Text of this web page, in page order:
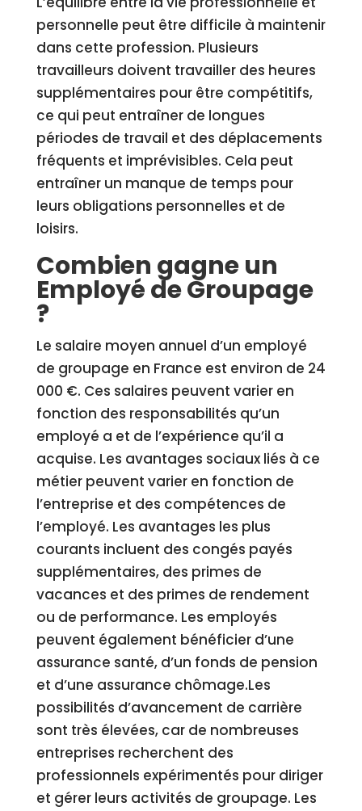
personnelle peut être difficile à maintenir
dans cette profession. Plusieurs
travailleurs doivent travailler des heures
supplémentaires pour être compétitifs,
ce qui peut entraîner de longues
périodes de travail et des déplacements
fréquents et imprévisibles. Cela peut
entraîner un manque de temps pour
leurs obligations personnelles et de
loisirs.
Combien gagne un
Employé de Groupage
?
Le salaire moyen annuel d’un employé
de groupage en France est environ de 24
000 €. Ces salaires peuvent varier en
fonction des responsabilités qu’un
employé a et de l’expérience qu’il a
acquise. Les avantages sociaux liés à ce
métier peuvent varier en fonction de
l’entreprise et des compétences de
l’employé. Les avantages les plus
courants incluent des congés payés
supplémentaires, des primes de
vacances et des primes de rendement
ou de performance. Les employés
peuvent également bénéficier d’une
assurance santé, d’un fonds de pension
et d’une assurance chômage.Les
possibilités d’avancement de carrière
sont très élevées, car de nombreuses
entreprises recherchent des
professionnels expérimentés pour diriger
et gérer leurs activités de groupage. Les